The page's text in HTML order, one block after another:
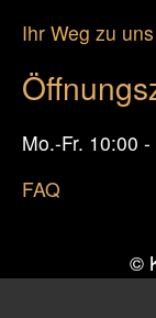
Ihr Weg zu uns
Mo.-Fr. 10:00
FAQ
©